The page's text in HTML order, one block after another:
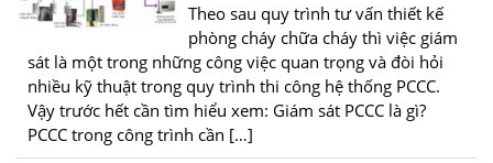
Theo sau quy trình tư vấn thiết kế
phòng cháy chữa cháy thì việc giám
sát là một trong những công việc quan trọng và đòi hỏi
nhiều kỹ thuật trong quy trình thi công hệ thống PCCC.
Vậy trước hết cần tìm hiểu xem: Giám sát PCCC là gì?
PCCC trong công trình cần […]